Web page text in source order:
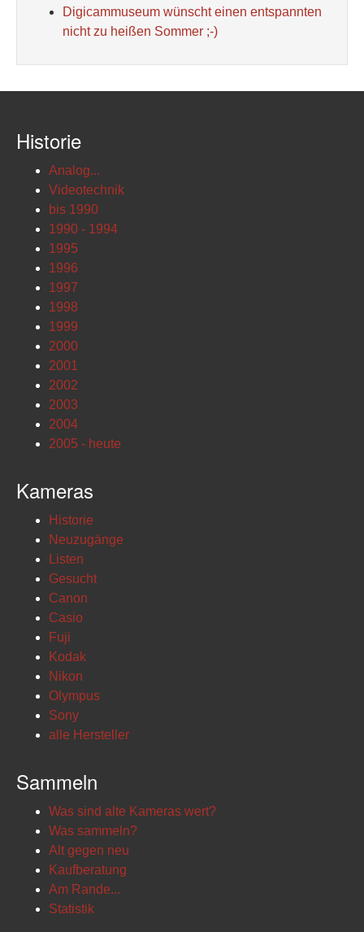
Digicammuseum wünscht einen entspannten
nicht zu heißen Sommer ;-)
Historie
Analog...
Videotechnik
bis 1990
1990 - 1994
1995
1996
1997
1998
1999
2000
2001
2002
2003
2004
2005 - heute
Kameras
Historie
Neuzugänge
Listen
Gesucht
Canon
Casio
Fuji
Kodak
Nikon
Olympus
Sony
alle Hersteller
Sammeln
Was sind alte Kameras wert?
Was sammeln?
Alt gegen neu
Kaufberatung
Am Rande...
Statistik